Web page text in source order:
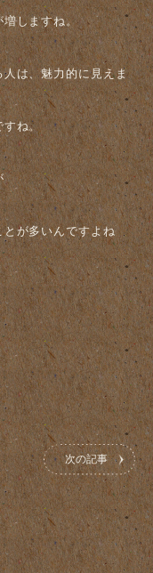
増しますね。
は、魅力的に見えま
すね。
が多いんですよね
次の記事